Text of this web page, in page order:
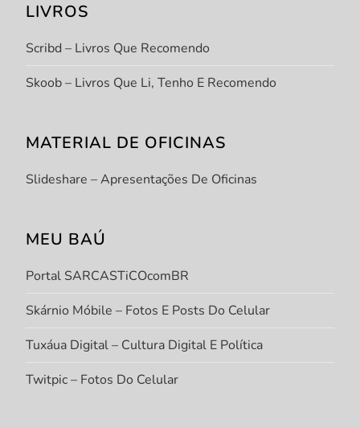
LIVROS
Scribd – Livros Que Recomendo
Skoob – Livros Que Li, Tenho E Recomendo
MATERIAL DE OFICINAS
Slideshare – Apresentações De Oficinas
MEU BAÚ
Portal SARCASTiCOcomBR
Skárnio Móbile – Fotos E Posts Do Celular
Tuxáua Digital – Cultura Digital E Política
Twitpic – Fotos Do Celular